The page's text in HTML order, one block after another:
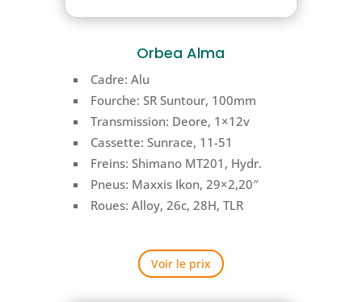
Orbea Alma
Cadre: Alu
Fourche: SR Suntour, 100mm
Transmission: Deore, 1×12v
Cassette: Sunrace, 11-51
Freins: Shimano MT201 , Hydr.
Pneus: Maxxis Ikon, 29×2,20″
Roues: Alloy, 26c, 28H, TLR
Voir le prix